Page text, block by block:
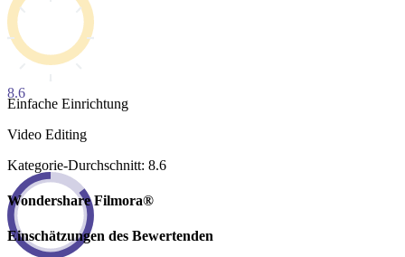
8.6
Einfache Einrichtung
Video Editing
Kategorie-Durchschnitt: 8.6
Wondershare Filmora®
Einschätzungen des Bewertenden